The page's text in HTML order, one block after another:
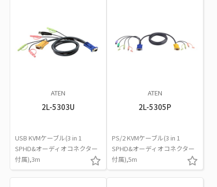
ATEN
2L-5303U
USB KVMケーブル(3 in 1
SPHD&オーディオコネクター
付属),3m
ATEN
2L-5305P
PS/2 KVMケーブル(3 in 1
SPHD&オーディオコネクター
付属),5m